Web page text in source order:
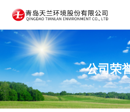
公司荣